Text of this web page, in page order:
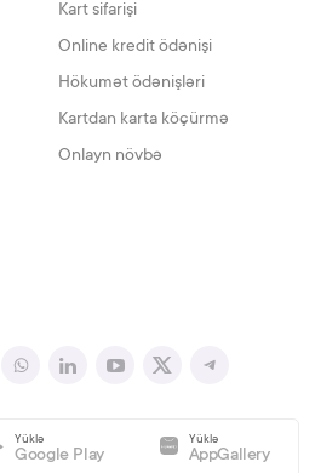
Kart sifarişi
Online kredit ödənişi
Hökumət ödənişləri
Kartdan karta köçürmə
Onlayn növbə
Yüklə
Google Play
Yüklə
AppGallery